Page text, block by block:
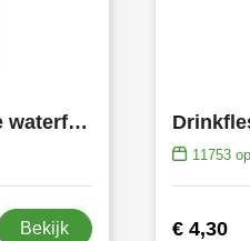
KEMY thermische waterfles
Bekijk
11753op
€ 4,30